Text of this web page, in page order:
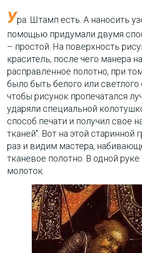
Ура. Штамп есть. А наносить
помощью придумали двумя
– простой. На поверхность
краситель, после чего манера
расправленное полотно, при
было быть белого или светлого
чтобы рисунок пропечатался
ударяли специальной
способ печати и получил свое
тканей". Вот на этой старинной
раз и видим мастера,
тканевое полотно. В одной
молоток.